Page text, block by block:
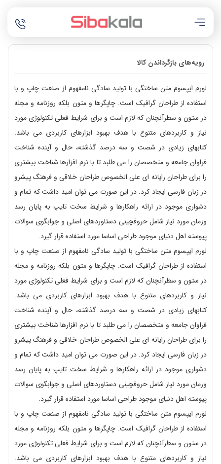
رویه‌های بازگرداندن کالا
لورم ایپسوم متن ساختگی با تولید سادگی نامفهوم از صنعت چاپ و با
استفاده از طراحان گرافیک است. چاپگرها و متون بلکه روزنامه و مجله
در ستون و سطرآنچنان که لازم است و برای شرایط فعلی تکنولوژی مورد
نیاز و کاربردهای متنوع با هدف بهبود ابزارهای کاربردی می باشد.
کتابهای زیادی در شصت و سه درصد گذشته، حال و آینده شناخت
فراوان جامعه و متخصصان را می طلبد تا با نرم افزارها شناخت بیشتری
را برای طراحان رایانه ای علی الخصوص طراحان خلاقی و فرهنگ پیشرو
در زبان فارسی ایجاد کرد. در این صورت می توان امید داشت که تمام و
دشواری موجود در ارائه راهکارها و شرایط سخت تایپ به پایان رسد
وزمان مورد نیاز شامل حروفچینی دستاوردهای اصلی و جوابگوی سوالات
پیوسته اهل دنیای موجود طراحی اساسا مورد استفاده قرار گیرد.
لورم ایپسوم متن ساختگی با تولید سادگی نامفهوم از صنعت چاپ و با
استفاده از طراحان گرافیک است. چاپگرها و متون بلکه روزنامه و مجله
در ستون و سطرآنچنان که لازم است و برای شرایط فعلی تکنولوژی مورد
نیاز و کاربردهای متنوع با هدف بهبود ابزارهای کاربردی می باشد.
کتابهای زیادی در شصت و سه درصد گذشته، حال و آینده شناخت
فراوان جامعه و متخصصان را می طلبد تا با نرم افزارها شناخت بیشتری
را برای طراحان رایانه ای علی الخصوص طراحان خلاقی و فرهنگ پیشرو
در زبان فارسی ایجاد کرد. در این صورت می توان امید داشت که تمام و
دشواری موجود در ارائه راهکارها و شرایط سخت تایپ به پایان رسد
وزمان مورد نیاز شامل حروفچینی دستاوردهای اصلی و جوابگوی سوالات
پیوسته اهل دنیای موجود طراحی اساسا مورد استفاده قرار گیرد.
لورم ایپسوم متن ساختگی با تولید سادگی نامفهوم از صنعت چاپ و با
استفاده از طراحان گرافیک است. چاپگرها و متون بلکه روزنامه و مجله
در ستون و سطرآنچنان که لازم است و برای شرایط فعلی تکنولوژی مورد
نیاز و کاربردهای متنوع با هدف بهبود ابزارهای کاربردی می باشد.